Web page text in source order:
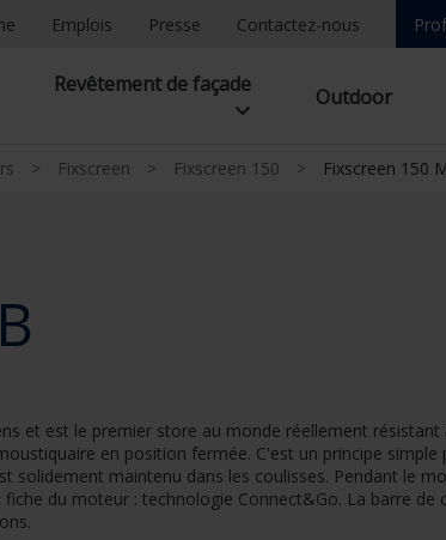
Emplois Presse Contactez-nous
Revêtement de façade Outdoor
> Fixscreen > Fixscreen 150 > Fixscreen 150
et est le premier store au monde réellement
en position fermée. C'est un principe
solidement maintenu dans les coulisses. Pendant le
du moteur : technologie Connect&Go. La barre